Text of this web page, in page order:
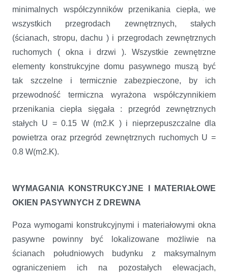
minimalnych współczynników przenikania ciepła, we
wszystkich przegrodach zewnętrznych, stałych
(ścianach, stropu, dachu ) i przegrodach zewnętrznych
ruchomych ( okna i drzwi ). Wszystkie zewnętrzne
elementy konstrukcyjne domu pasywnego muszą być
tak szczelne i termicznie zabezpieczone, by ich
przewodność termiczna wyrażona współczynnikiem
przenikania ciepła sięgała : przegród zewnętrznych
stałych U = 0.15 W (m2.K ) i nieprzepuszczalne dla
powietrza oraz przegród zewnętrznych ruchomych U =
0.8 W(m2.K).
WYMAGANIA KONSTRUKCYJNE I MATERIAŁOWE
OKIEN PASYWNYCH Z DREWNA
Poza wymogami konstrukcyjnymi i materiałowymi okna
pasywne powinny być lokalizowane możliwie na
ścianach południowych budynku z maksymalnym
ograniczeniem ich na pozostałych elewacjach,